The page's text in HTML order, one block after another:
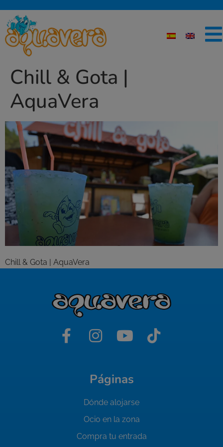
Chill & Gota |
AquaVera
Chill & Gota | AquaVera
Páginas
Dónde alojarse
Ocio en la zona
Compra tu entrada